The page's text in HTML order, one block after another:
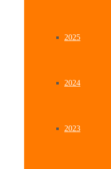
2025
2024
2023